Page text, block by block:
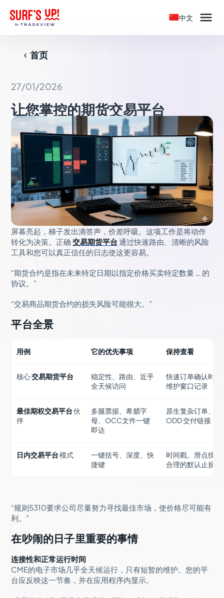
中文 
首页
27/01/2026
让您掌控的期货交易平台
屏幕亮起，梯子发出滴答声，价差呼吸。这项工作是将动作
转化为决策。正确交易期货平台 通过快速路由、清晰的风险
工具和您可以真正信任的日志使这更容易。
“期货合约是指在未来特定日期以指定价格买卖特定数量 … 的
协议。”
“交易商品期货合约的损失风险可能很大。”
平台全景
用例 它的优先事项 保持查看
核心交易期货平台
稳定性、路由、近乎
全天候访问
快速订单确认时间
维护窗口记录
最佳期权交易平台伙
伴
多腿票据、希腊字
母、OCC文件一键
即达
原生复杂订单、
ODD 交付链接
日内交易平台模式
一键括号、深度、快
捷键
时间戳、滑点统计
合理的默认止损
“规则5310要求公司尽量努力寻找最佳市场，使价格尽可能有
利。”
在吵闹的日子里重要的事情
连接性和正常运行时间
CME的电子市场几乎全天候运行，只有短暂的维护。您的平
台应反映这一节奏，并在应用程序内显示。